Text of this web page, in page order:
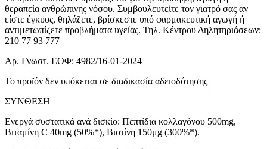
θεραπεία ανθρώπινης νόσου. Συμβουλευτείτε τον γιατρό σας αν
είστε έγκυος, θηλάζετε, βρίσκεστε υπό φαρμακευτική αγωγή ή
αντιμετωπίζετε προβλήματα υγείας. Τηλ. Κέντρου Δηλητηριάσεων:
210 77 93 777
Aρ. Γνωστ. ΕΟΦ: 4982/16-01-2024
Το προϊόν δεν υπόκειται σε διαδικασία αδειοδότησης
ΣΥΝΘΕΣΗ
Ενεργά συστατικά ανά δισκίο: Πεπτίδια κολλαγόνου 500mg,
Βιταμίνη C 40mg (50%*), Βιοτίνη 150μg (300%*).